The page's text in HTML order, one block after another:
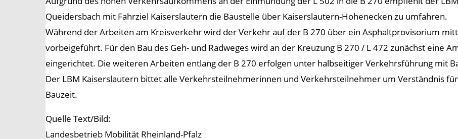
Queidersbach mit Fahrziel Kaiserslautern die Baustelle über Kaiserslautern-Hohenecken zu umfahren.
Während der Arbeiten am Kreisverkehr wird der Verkehr auf der B 270 über ein Asphaltprovisorium
vorbeigeführt. Für den Bau des Geh- und Radweges wird an der Kreuzung B 270 / L 472 zunächst eine
eingerichtet. Die weiteren Arbeiten entlang der B 270 erfolgen unter halbseitiger Verkehrsführung mit
Der LBM Kaiserslautern bittet alle Verkehrsteilnehmerinnen und Verkehrsteilnehmer um Verständnis
Bauzeit.
Quelle Text/Bild:
Landesbetrieb Mobilität Rheinland-Pfalz